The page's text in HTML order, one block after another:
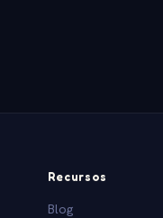
Recursos
Blog